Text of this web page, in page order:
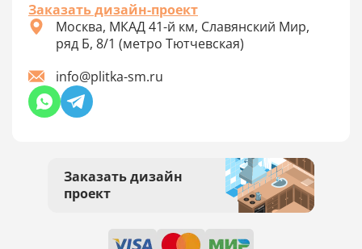
Заказать дизайн
проект
Заказать дизайн-проект
Москва, МКАД 41-й км, Славянский Мир,
ряд Б, 8/1 (метро Тютчевская)
info@plitka-sm.ru